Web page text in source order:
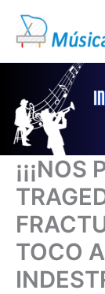
contenido
¡¡¡NOS
TOCO